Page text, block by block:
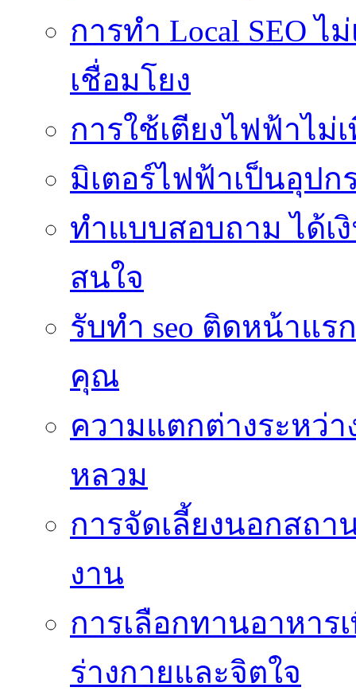
การทำ Local SEO ไ
เชื่อมโยง
การใช้เตียงไฟฟ้าไม่
มิเตอร์ไฟฟ้าเป็นอุป
ทำแบบสอบถาม ได้เ
สนใจ
รับทำ seo ติดหน้าแ
คุณ
ความแตกต่างระหว่
หลวม
การจัดเลี้ยงนอกสถ
งาน
การเลือกทานอาหา
ร่างกายและจิตใจ